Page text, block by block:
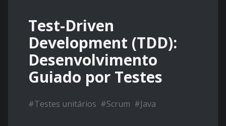
Test-Driven
Development (TDD):
Desenvolvimento
Guiado por Testes
#Testes unitários #Scrum #Java